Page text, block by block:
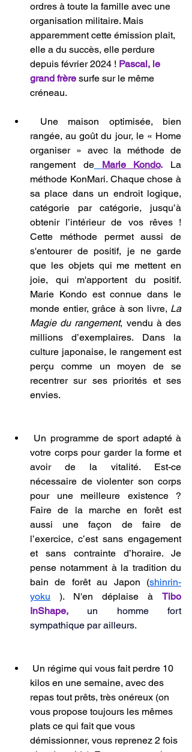
ordres à toute la famille avec une
organisation militaire. Mais
apparemment cette émission plait,
elle a du succès, elle perdure
depuis février 2024 ! Pascal, le
grand frère surfe sur le même
créneau.
Une maison optimisée, bien
rangée, au goût du jour, le « Home
organiser » avec la méthode de
rangement de
Marie Kondo. La
méthode KonMari. Chaque chose à
sa place dans un endroit logique,
catégorie par catégorie, jusqu’à
obtenir l’intérieur de vos rêves !
Cette méthode permet aussi de
s'entourer de positif, je ne garde
que les objets qui me mettent en
joie, qui m'apportent du positif.
Marie Kondo est connue dans le
monde entier, grâce à son livre, La
Magie du rangement, vendu à des
millions d’exemplaires. Dans la
culture japonaise, le rangement est
perçu comme un moyen de se
recentrer sur ses priorités et ses
envies.
Un programme de sport adapté à
votre corps pour garder la forme et
avoir de la vitalité. Est-ce
nécessaire de violenter son corps
pour une meilleure existence ?
Faire de la marche en forêt est
aussi une façon de faire de
l’exercice, c’est sans engagement
et sans contrainte d’horaire. Je
pense notamment à la tradition du
bain de forêt au Japon (shinrin-
yoku ). N'en déplaise à Tibo
InShape, un homme fort
sympathique par ailleurs.
Un régime qui vous fait perdre 10
kilos en une semaine, avec des
repas tout prêts, très onéreux (on
vous propose toujours les mêmes
plats ce qui fait que vous
démissionner, vous reprenez 2 fois